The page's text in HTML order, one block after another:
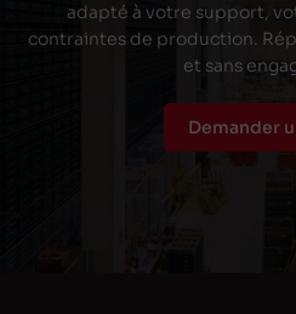
adapté à votre support,
contraintes de production.
et sans
Demander